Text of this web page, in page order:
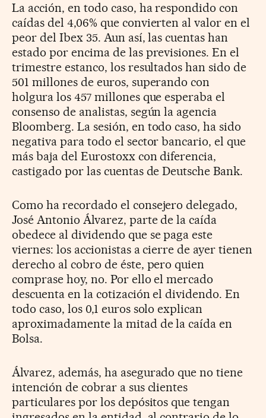
La acción, en todo caso, ha respondido con
caídas del 4,06% que convierten al valor en el
peor del Ibex 35. Aun así, las cuentas han
estado por encima de las previsiones. En el
trimestre estanco, los resultados han sido de
501 millones de euros, superando con
holgura los 457 millones que esperaba el
consenso de analistas, según la agencia
Bloomberg. La sesión, en todo caso, ha sido
negativa para todo el sector bancario, el que
más baja del Eurostoxx con diferencia,
castigado por las cuentas de Deutsche Bank.
Como ha recordado el consejero delegado,
José Antonio Álvarez, parte de la caída
obedece al dividendo que se paga este
viernes: los accionistas a cierre de ayer tienen
derecho al cobro de éste, pero quien
comprase hoy, no. Por ello el mercado
descuenta en la cotización el dividendo. En
todo caso, los 0,1 euros solo explican
aproximadamente la mitad de la caída en
Bolsa.
Álvarez, además, ha asegurado que no tiene
intención de cobrar a sus clientes
particulares por los depósitos que tengan